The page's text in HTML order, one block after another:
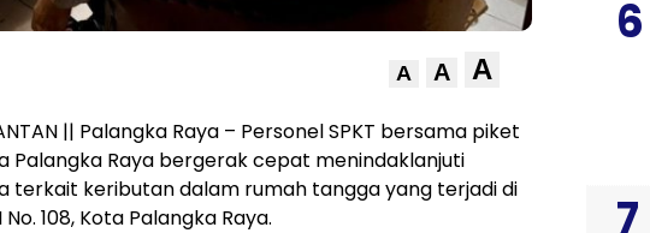
A A A
|| Palangka Raya – Personel SPKT bersama piket
Palangka Raya bergerak cepat menindaklanjuti
terkait keributan dalam rumah tangga yang terjadi di
108, Kota Palangka Raya.